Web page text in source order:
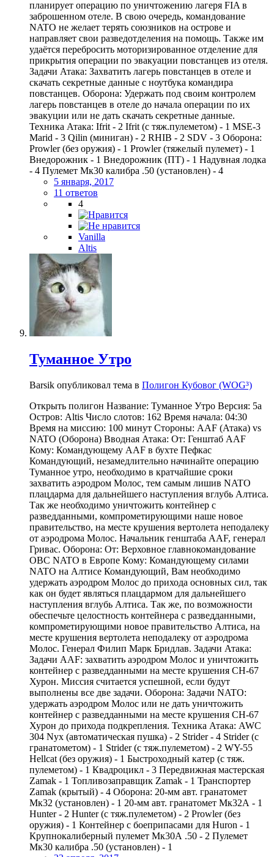
планирует операцию по уничтожению лагеря FIA в
заброшенном отеле. В свою очередь, командование
NATO не желает терять союзников на острове и
направляет свои разведотделения на помощь. Также им
удаётся перебросить моторизированное отделение для
прикрытия операции по эвакуации повстанцев из отеля.
Задачи Атака: Захватить лагерь повстанцев в отеле и
скачать секретные данные с ноутбука командира
повстанцев. Оборона: Удержать под своим контролем
лагерь повстанцев в отеле до начала операции по их
эвакуции или не дать скачать секретные данные.
Техника Атака: Ifrit - 2 Ifrit (с тяж.пулеметом) - 1 MSE-3
Marid - 3 Qilin (миниган) - 2 RHIB - 2 SDV - 3 Оборона:
Prowler (без оружия) - 1 Prowler (тяжелый пулемет) - 1
Внедорожник - 1 Внедорожник (ПТ) - 1 Надувная лодка
- 4 Пулемет Мк30 калибра .50 (установлен) - 4
5 января, 2017
11 ответов
4
Vanilla
Altis
Туманное Утро
Barsik опубликовал тема в Полигон Кубовог (WOG³)
Открыть полигон Название: Туманное Утро Версия: 5a
Остров: Altis Число слотов: 162 Время начала: 04:30
Время на миссию: 100 минут Стороны: AAF (Атака) vs
NATO (Оборона) Вводная Атака: От: Генштаб AAF
Кому: Командующему AAF в бухте Пефкас
Командующий, незамедлительно начинайте операцию
Туманное утро, необходимо в кратчайшие сроки
захватить аэродром Молос, тем самым лишив NATO
плацдарма для дальнейшего наступления вглубь Алтиса.
Так же необходимо уничтожить контейнер с
разведданными, компрометирующими наше новое
правительство, на месте крушения вертолета неподалеку
от аэродрома Молос. Начальник генштаба AAF, генерал
Гривас. Оборона: От: Верховное главнокомандование
ОВС NATO в Европе Кому: Командующему силами
NATO на Алтисе Командующий, Вам необходимо
удержать аэродром Молос до прихода основных сил, так
как он будет являться плацдармом для дальнейшего
наступления вглубь Алтиса. Так же, по возможности
обеспечьте целостность контейнера с разведданными,
компрометирующими новое правительство Алтиса, на
месте крушения вертолета неподалеку от аэродрома
Молос. Генерал Филип Марк Бридлав. Задачи Атака:
Задачи AAF: захватить аэродром Молос и уничтожить
контейнер с разведданными на месте крушения CH-67
Хурон. Миссия считается успешной, если будут
выполнены все две задачи. Оборона: Задачи NATO:
удержать аэродром Молос или не дать уничтожить
контейнер с разведданными на месте крушения CH-67
Хурон до прихода подкрепления. Техника Атака: AWC
304 Nyx (автоматическая пушка) - 2 Strider - 4 Strider (с
гранатометом) - 1 Strider (с тяж.пулеметом) - 2 WY-55
Hellcat (без оружия) - 1 Быстроходный катер (с тяж.
пулеметом) - 1 Квадроцикл - 3 Передвижная мастерская
Zamak - 1 Топливозаправщик Zamak - 1 Транспортер
Zamak (крытый) - 4 Оборона: 20-мм авт. гранатомет
Мк32 (установлен) - 1 20-мм авт. гранатомет Мк32А - 1
Hunter - 2 Hunter (с тяж.пулеметом) - 2 Prowler (без
оружия) - 1 Контейнер с боеприпасами для Huron - 1
Крупнокалиберный пулемет Мк30А .50 - 2 Пулемет
Мк30 калибра .50 (установлен) - 1